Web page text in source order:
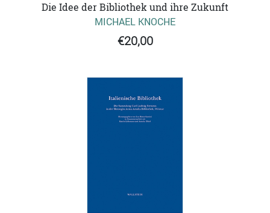
Die Idee der Bibliothek und ihre Zukunft
MICHAEL KNOCHE
€20,00